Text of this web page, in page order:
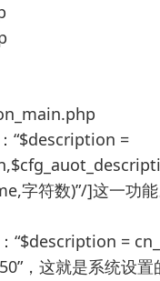
“$description =
字符数)”/]这一功
“$description =
，这就是系统设